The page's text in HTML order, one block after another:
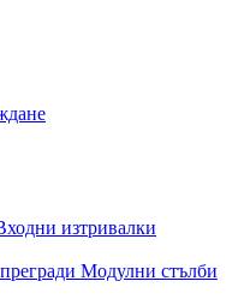
изтривалки
Модулни стълби